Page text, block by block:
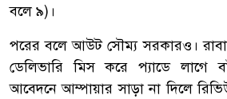
বলে ৯)।
পরের বলে আউট সৌম্য সরকারও।
ডেলিভারি মিস করে প্যাডে লাগে
আবেদনে আম্পায়ার সাড়া না দিলে